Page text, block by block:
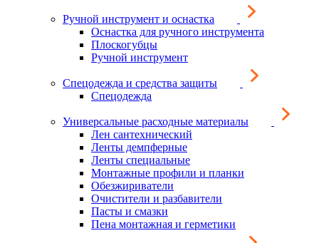
Ручной инструмент и оснастка
Оснастка для ручного инструмента
Плоскогубцы
Ручной инструмент
Спецодежда и средства защиты
Спецодежда
Универсальные расходные материалы
Лен сантехнический
Ленты демпферные
Ленты специальные
Монтажные профили и планки
Обезжириватели
Очистители и разбавители
Пасты и смазки
Пена монтажная и герметики